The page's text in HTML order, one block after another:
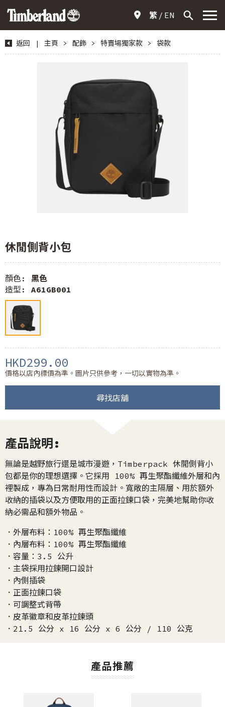
繁 EN
返回 | 主頁 > 配飾 > 特賣場獨家款 > 袋款
休閒側背小包
顏色: 黑色
造型: A61GB001
HKD299.00
價格以店內標價為準。圖片只供參考，一切以實物為準。
尋找店舖
產品說明:
無論是越野旅行還是城市漫遊，Timberpack 休閒側背小
包都是你的理想選擇。它採用 100% 再生聚酯纖維外層和內
裡製成，專為日常耐用性而設計。寬敞的主隔層、用於額外
收納的插袋以及方便取用的正面拉鍊口袋，完美地幫助你收
納必需品和額外物品。
．外層布料：100% 再生聚酯纖維
．內層布料：100% 再生聚酯纖維
．容量：3.5 公升
．主袋採用拉鍊開口設計
．內側插袋
．正面拉鍊口袋
．可調整式背帶
．皮革徽章和皮革拉鍊頭
．21.5 公分 x 16 公分 x 6 公分 / 110 公克
產品推薦